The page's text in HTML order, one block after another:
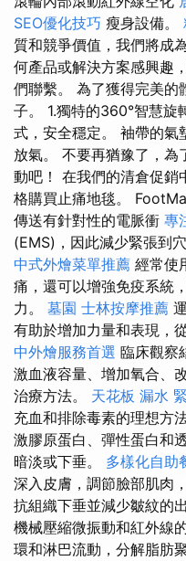
SEO優化技巧 瘦身設備。
質和競爭價值，我們將成
何產品或解決方案感興趣
們聯繫。 為了獲得完美的
子。 1.獨特的360°智慧旋
式，安全穩定。 袖帶的氣
放氣。 不要再猶豫了，為
動吧！ 在我們的清倉促
格購買止痛地毯。
傳送有針對性的電脈衝 專
(EMS)，因此減少緊張到
中式外燴菜單推薦 經常使
痛，還可以增強免疫系統
力。 墓園 士林按摩推薦
有助於增加力量和表現，
中外燴服務首選 臨床觀察
激血液容量、增加氧合、
治療方法。 天花板 漏水
充血和排除毒素的理想方
激膠原蛋白、彈性蛋白和
暗淡或下垂。 多樣化自助
深入皮膚，調節臉部肌肉
抗組織下垂並減少皺紋的
機械壓縮微振動和紅外線
環和淋巴流動，分解脂肪